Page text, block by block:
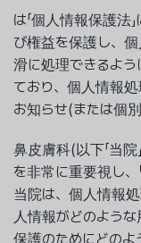
は「個人情報保護法
び権益を保護し、
滑に処理できるよ
ており、個人情報
お知らせ(または個
鼻皮膚科(以下「当
を非常に重要視し、
当院は、個人情報
人情報がどのよう
保護のためにどのよ